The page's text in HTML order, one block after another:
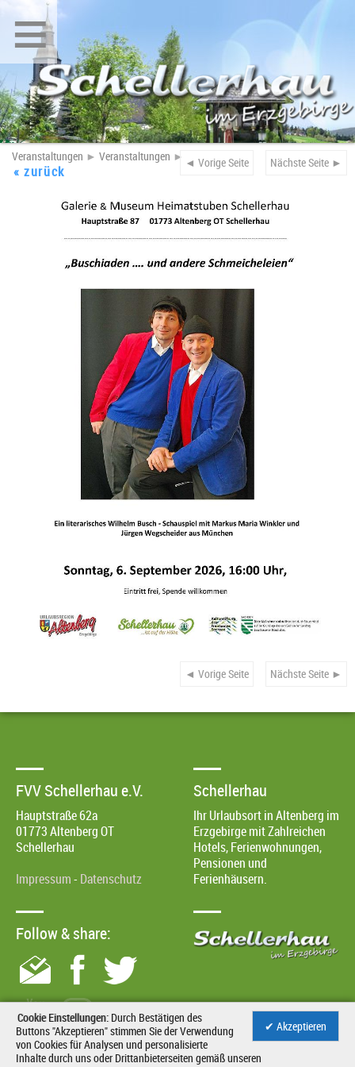
Veranstaltungen ► Veranstaltungen ► Nächste Seite ►
◄ Vorige Seite
« zurück
Nächste Seite ►
◄ Vorige Seite
FVV Schellerhau e.V.
Hauptstraße 62a
01773Altenberg OT
Schellerhau
Impressum- Datenschutz
Schellerhau
Ihr Urlaubsort in Altenberg im
Erzgebirge mit Zahlreichen
Hotels, Ferienwohnungen,
Pensionen und
Ferienhäusern.
Follow & share:
≡
✔ Akzeptieren
Cookie Einstellungen: Durch Bestätigen des
Buttons "Akzeptieren" stimmen Sie der Verwendung
von Cookies für Analysen und personalisierte
Inhalte durch uns oder Drittanbieterseiten gemäß unseren